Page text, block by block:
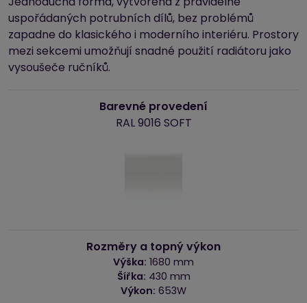
uspořádaných potrubních dílů, bez problémů
zapadne do klasického i moderního interiéru. Prostory
mezi sekcemi umožňují snadné použití radiátoru jako
vysoušeče ručníků.
Barevné provedení
RAL 9016 SOFT
Rozměry a topný výkon
Výška: 1680 mm
Šířka: 430 mm
Výkon: 653W